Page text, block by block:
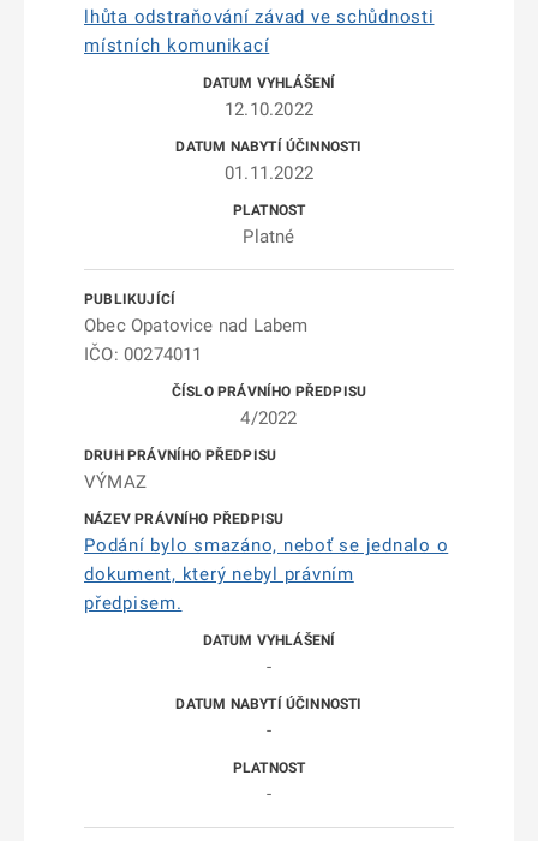
lhůta odstraňování závad ve schůdnosti
místních komunikací
12.10.2022
01.11.2022
Platné
Obec Opatovice nad Labem
IČO: 00274011
4/2022
VÝMAZ
Podání bylo smazáno, neboť se jednalo o
dokument, který nebyl právním
předpisem.
-
-
-